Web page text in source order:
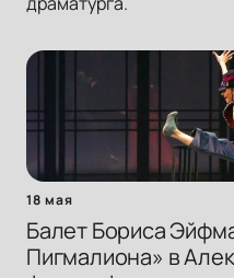
18 мая
Балет Бориса
Пигмалиона» в